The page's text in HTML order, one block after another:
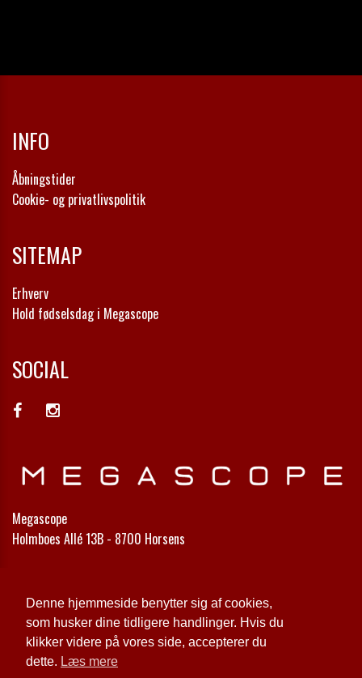
Denne hjemmeside benytter sig af cookies,
som husker dine tidligere handlinger. Hvis du
klikker videre på vores side, accepterer du
dette. Læs mere
INFO
Åbningstider
Cookie- og privatlivspolitik
SITEMAP
Erhverv
Hold fødselsdag i Megascope
SOCIAL
Megascope
Holmboes Allé 13B - 8700 Horsens
Email: info@megascope.dk
Cookie- og privatlivspolitik